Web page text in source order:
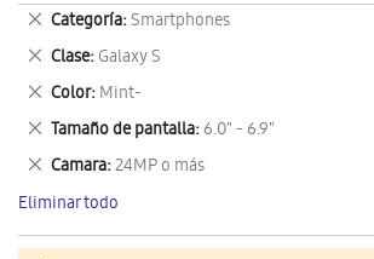
Categoría Smartphones
Eliminar
este
artículo
Clase Galaxy S
Eliminar
este
artículo
Color Mint-
Eliminar
este
artículo
Tamaño de pantalla 6.0" - 6.9"
Eliminar
este
artículo
Camara 24MP o más
Eliminar
este
artículo
Eliminar todo